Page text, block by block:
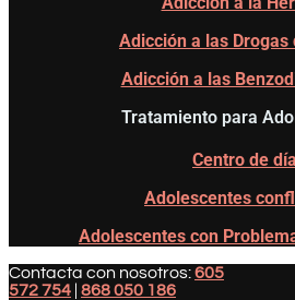
Adicción a las Drogas
Adicción a las
Tratamiento para
Centro de día
Adolescentes
Adolescentes con
Contacta con nosotros:605
572 754 868 050 186